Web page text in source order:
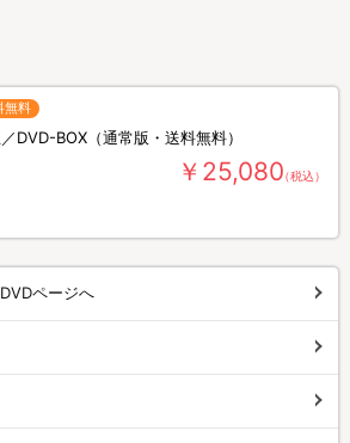
無料
DVD-BOX（通常版・送料無料）
￥25,080（税込）
ページへ